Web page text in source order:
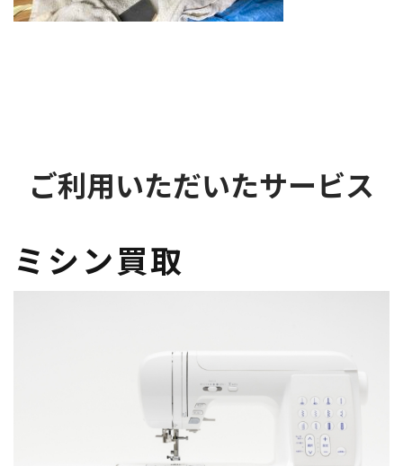
ご利用いただいたサービス
ミシン買取